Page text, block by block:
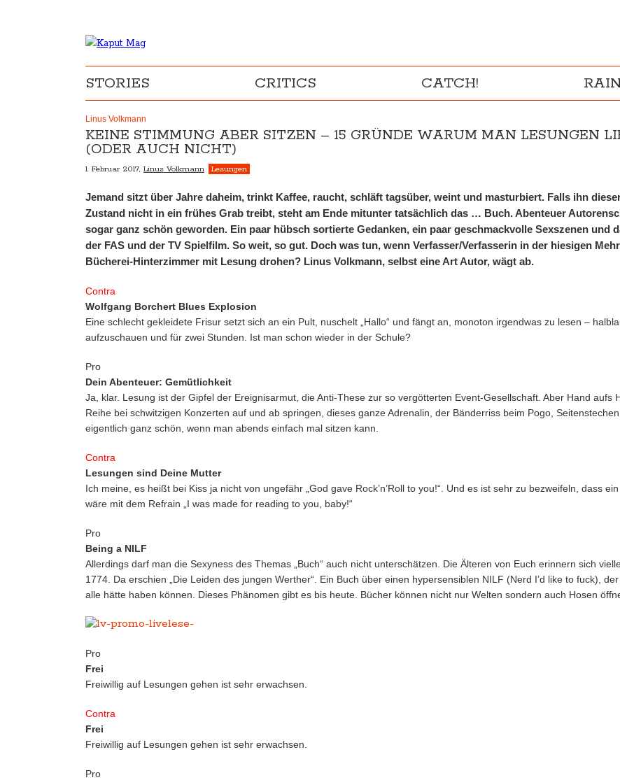
STORIES CRITICS CATCH!
Linus Volkmann
KEINE STIMMUNG ABER SITZEN – 15 GRÜNDE WARUM MAN LESUNGEN
(ODER AUCH NICHT)
1. Februar 2017, Linus Volkmann Lesungen
Jemand sitzt über Jahre daheim, trinkt Kaffee, raucht, schläft tagsüber, weint und masturbiert. Falls ihn
Zustand nicht in ein frühes Grab treibt, steht am Ende mitunter tatsächlich das … Buch. Abenteuer
sogar ganz schön geworden. Ein paar hübsch sortierte Gedanken, ein paar geschmackvolle Sexszenen und
der FAS und der TV Spielfilm. So weit, so gut. Doch was tun, wenn Verfasser/Verfasserin in der hiesigen
Bücherei-Hinterzimmer mit Lesung drohen? Linus Volkmann, selbst eine Art Autor, wägt ab.
Contra
Wolfgang Borchert Blues Explosion
Eine schlecht gekleidete Frisur setzt sich an ein Pult, nuschelt „Hallo“ und fängt an, monoton irgendwas zu lesen –
aufzuschauen und für zwei Stunden. Ist man schon wieder in der Schule?
Pro
Dein Abenteuer: Gemütlichkeit
Ja, klar. Lesung ist der Gipfel der Ereignisarmut, die Anti-These zur so vergötterten Event-Gesellschaft. Aber Hand aufs
Reihe bei schwitzigen Konzerten auf und ab springen, dieses ganze Adrenalin, der Bänderriss beim Pogo,
eigentlich ganz schön, wenn man abends einfach mal sitzen kann.
Contra
Lesungen sind Deine Mutter
Ich meine, es heißt bei Kiss ja nicht von ungefähr „God gave Rock’n’Roll to you!“. Und es ist sehr zu bezweifeln, dass
wäre mit dem Refrain „I was made for reading to you, baby!“
Pro
Being a NILF
Allerdings darf man die Sexyness des Themas „Buch“ auch nicht unterschätzen. Die Älteren von Euch erinnern sich
1774. Da erschien „Die Leiden des jungen Werther“. Ein Buch über einen hypersensiblen NILF (Nerd I’d like to fuck),
alle hätte haben können. Dieses Phänomen gibt es bis heute. Bücher können nicht nur Welten sondern auch Hosen
Pro
Frei
Freiwillig auf Lesungen gehen ist sehr erwachsen.
Contra
Frei
Freiwillig auf Lesungen gehen ist sehr erwachsen.
Pro